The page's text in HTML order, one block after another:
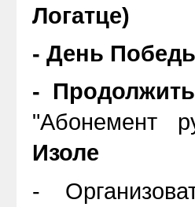
Логатце)
- День
-
"Абонемент
Изоле
-